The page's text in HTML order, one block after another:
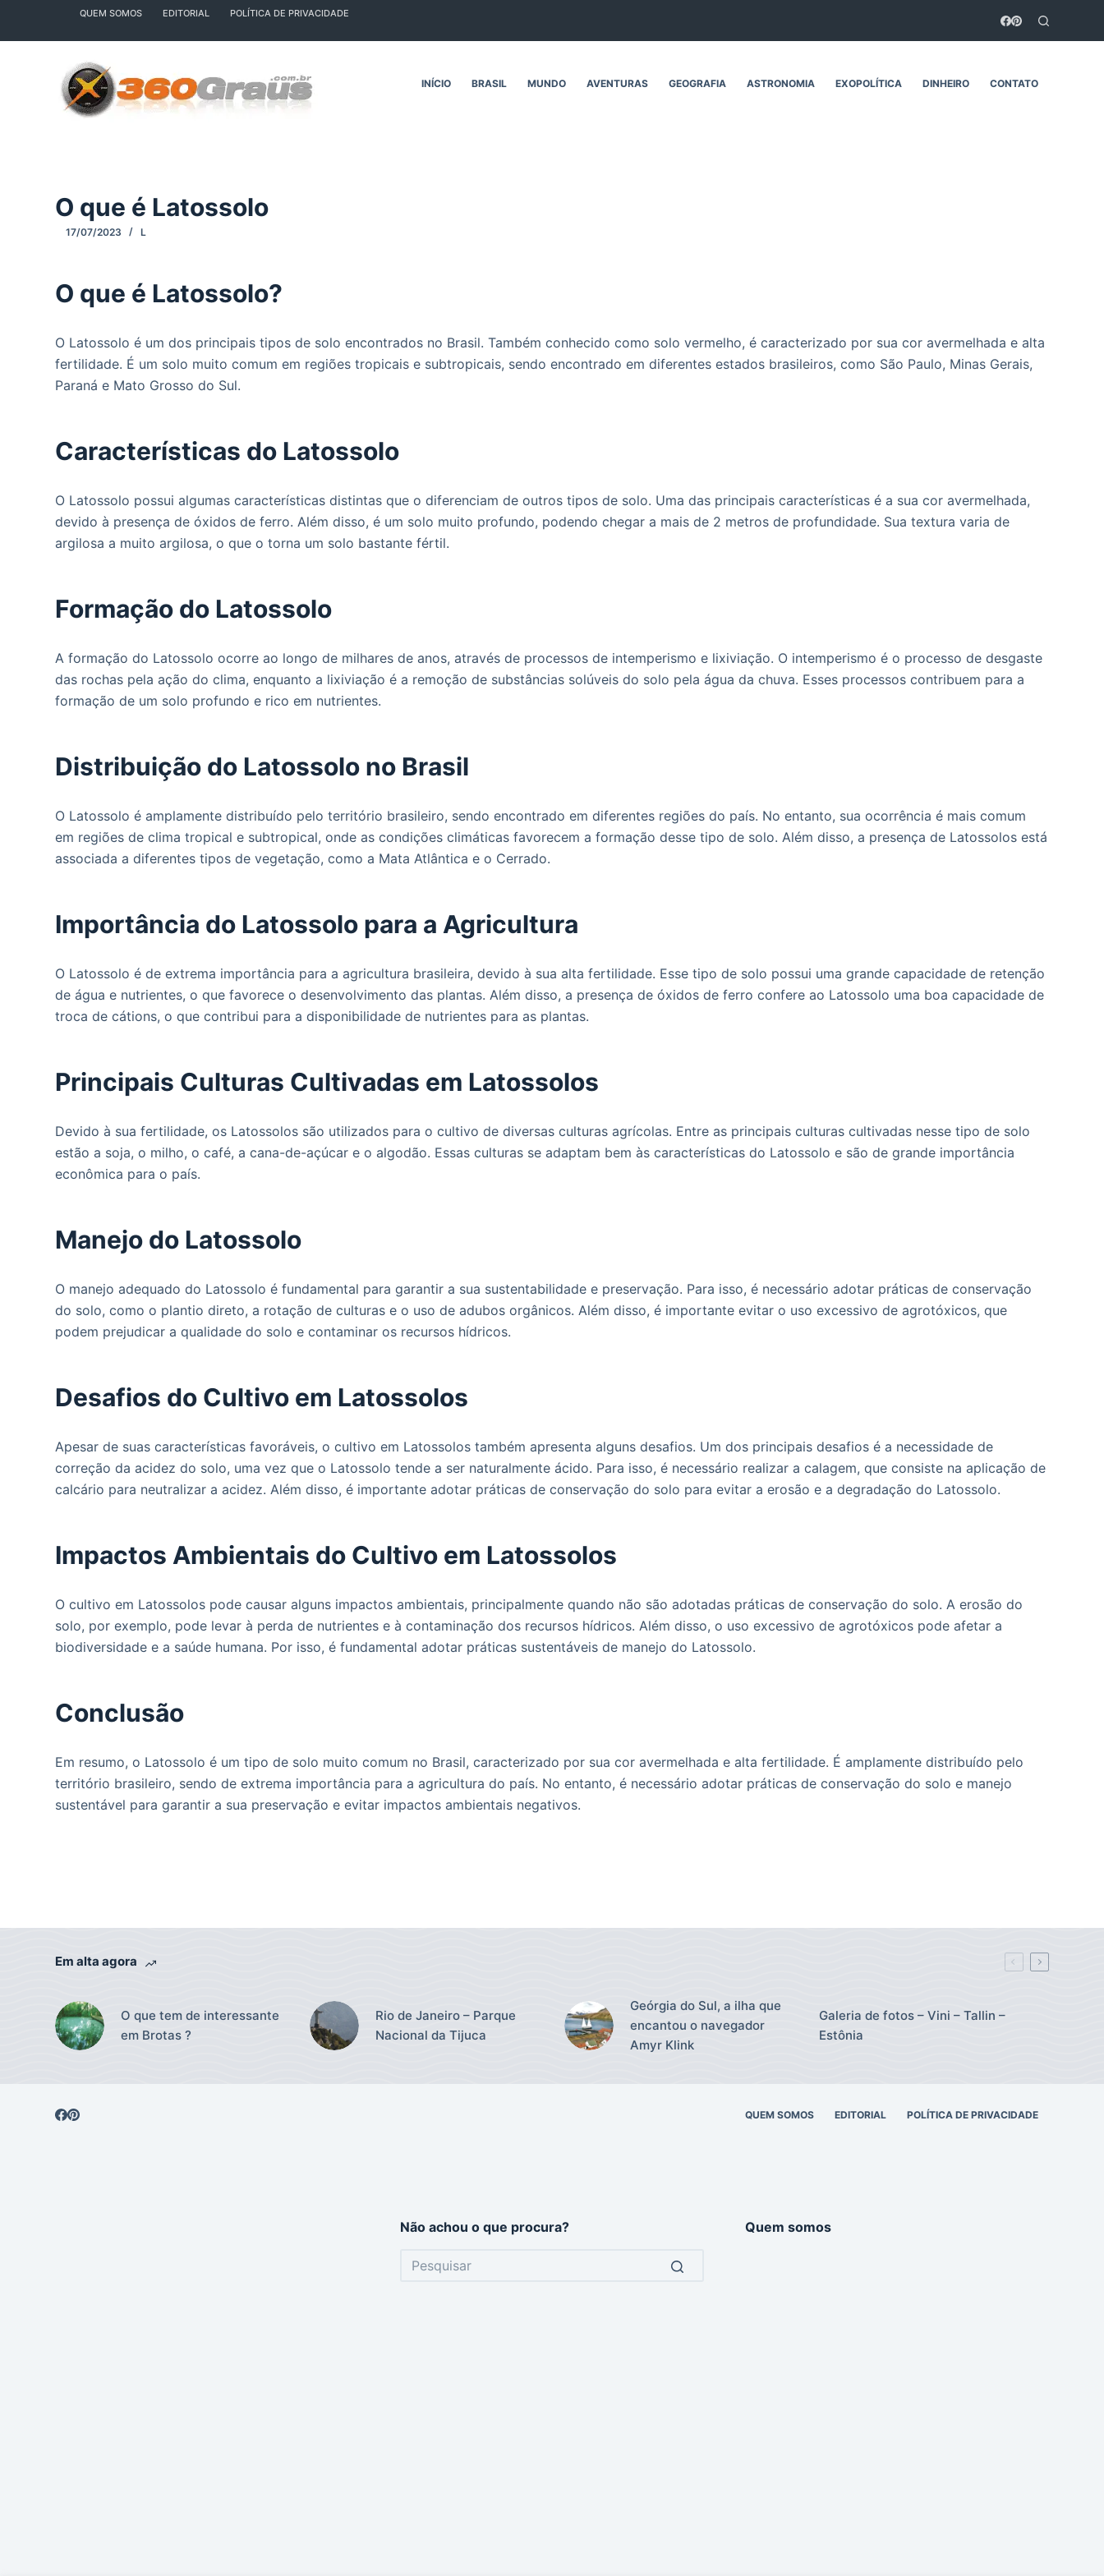
u
QUEM SOMOS EDITORIAL POLÍTICA DE PRIVACIDADE
INÍCIO BRASIL MUNDO AVENTURAS GEOGRAFIA ASTRONOMIA EXOPOLÍTICA DINHEIRO CONTATO
O que é Latossolo
17/07/2023 L
O que é Latossolo?
O Latossolo é um dos principais tipos de solo encontrados no Brasil. Também conhecido como solo vermelho, é caracterizado por sua cor avermelhada e alta
fertilidade. É um solo muito comum em regiões tropicais e subtropicais, sendo encontrado em diferentes estados brasileiros, como São Paulo, Minas Gerais,
Paraná e Mato Grosso do Sul.
Características do Latossolo
O Latossolo possui algumas características distintas que o diferenciam de outros tipos de solo. Uma das principais características é a sua cor avermelhada,
devido à presença de óxidos de ferro. Além disso, é um solo muito profundo, podendo chegar a mais de 2 metros de profundidade. Sua textura varia de
argilosa a muito argilosa, o que o torna um solo bastante fértil.
Formação do Latossolo
A formação do Latossolo ocorre ao longo de milhares de anos, através de processos de intemperismo e lixiviação. O intemperismo é o processo de desgaste
das rochas pela ação do clima, enquanto a lixiviação é a remoção de substâncias solúveis do solo pela água da chuva. Esses processos contribuem para a
formação de um solo profundo e rico em nutrientes.
Distribuição do Latossolo no Brasil
O Latossolo é amplamente distribuído pelo território brasileiro, sendo encontrado em diferentes regiões do país. No entanto, sua ocorrência é mais comum
em regiões de clima tropical e subtropical, onde as condições climáticas favorecem a formação desse tipo de solo. Além disso, a presença de Latossolos está
associada a diferentes tipos de vegetação, como a Mata Atlântica e o Cerrado.
Importância do Latossolo para a Agricultura
O Latossolo é de extrema importância para a agricultura brasileira, devido à sua alta fertilidade. Esse tipo de solo possui uma grande capacidade de retenção
de água e nutrientes, o que favorece o desenvolvimento das plantas. Além disso, a presença de óxidos de ferro confere ao Latossolo uma boa capacidade de
troca de cátions, o que contribui para a disponibilidade de nutrientes para as plantas.
Principais Culturas Cultivadas em Latossolos
Devido à sua fertilidade, os Latossolos são utilizados para o cultivo de diversas culturas agrícolas. Entre as principais culturas cultivadas nesse tipo de solo
estão a soja, o milho, o café, a cana-de-açúcar e o algodão. Essas culturas se adaptam bem às características do Latossolo e são de grande importância
econômica para o país.
Manejo do Latossolo
O manejo adequado do Latossolo é fundamental para garantir a sua sustentabilidade e preservação. Para isso, é necessário adotar práticas de conservação
do solo, como o plantio direto, a rotação de culturas e o uso de adubos orgânicos. Além disso, é importante evitar o uso excessivo de agrotóxicos, que
podem prejudicar a qualidade do solo e contaminar os recursos hídricos.
Desafios do Cultivo em Latossolos
Apesar de suas características favoráveis, o cultivo em Latossolos também apresenta alguns desafios. Um dos principais desafios é a necessidade de
correção da acidez do solo, uma vez que o Latossolo tende a ser naturalmente ácido. Para isso, é necessário realizar a calagem, que consiste na aplicação de
calcário para neutralizar a acidez. Além disso, é importante adotar práticas de conservação do solo para evitar a erosão e a degradação do Latossolo.
Impactos Ambientais do Cultivo em Latossolos
O cultivo em Latossolos pode causar alguns impactos ambientais, principalmente quando não são adotadas práticas de conservação do solo. A erosão do
solo, por exemplo, pode levar à perda de nutrientes e à contaminação dos recursos hídricos. Além disso, o uso excessivo de agrotóxicos pode afetar a
biodiversidade e a saúde humana. Por isso, é fundamental adotar práticas sustentáveis de manejo do Latossolo.
Conclusão
Em resumo, o Latossolo é um tipo de solo muito comum no Brasil, caracterizado por sua cor avermelhada e alta fertilidade. É amplamente distribuído pelo
território brasileiro, sendo de extrema importância para a agricultura do país. No entanto, é necessário adotar práticas de conservação do solo e manejo
sustentável para garantir a sua preservação e evitar impactos ambientais negativos.
Em alta agora
O que tem de interessante
em Brotas ?
Rio de Janeiro – Parque
Nacional da Tijuca
Geórgia do Sul, a ilha que
encantou o navegador
Amyr Klink
Galeria de fotos – Vini – Tallin –
Estônia
QUEM SOMOS EDITORIAL POLÍTICA DE PRIVACIDADE
Não achou o que procura? Quem somos